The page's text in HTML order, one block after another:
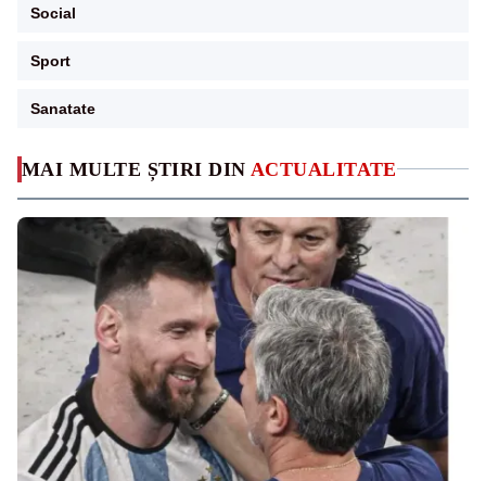
MAI MULTE ȘTIRI DIN ACTUALITATE
Social
Sport
Sanatate